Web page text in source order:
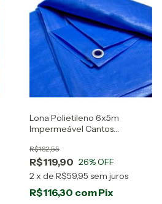
Lona Polietileno 6x5m
Impermeável Cantos
R$119,90
R$162,55
26% OFF
2x de R$59,95 sem juros
R$116,30 comPix